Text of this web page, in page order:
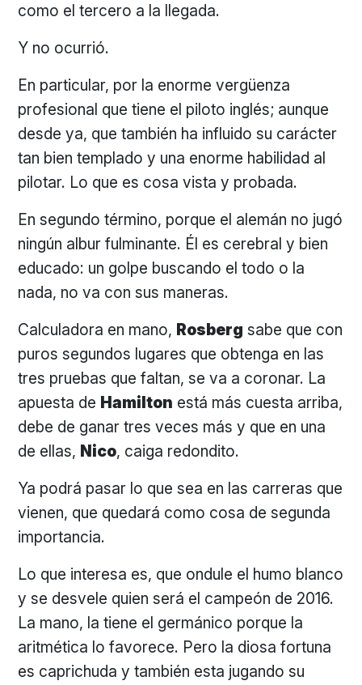
como el tercero a la llegada.
Y no ocurrió.
En particular, por la enorme vergüenza
profesional que tiene el piloto inglés; aunque
desde ya, que también ha influido su carácter
tan bien templado y una enorme habilidad al
pilotar. Lo que es cosa vista y probada.
En segundo término, porque el alemán no jugó
ningún albur fulminante. Él es cerebral y bien
educado: un golpe buscando el todo o la
nada, no va con sus maneras.
Calculadora en mano, Rosberg sabe que con
puros segundos lugares que obtenga en las
tres pruebas que faltan, se va a coronar. La
apuesta de Hamilton está más cuesta arriba,
debe de ganar tres veces más y que en una
de ellas, Nico, caiga redondito.
Ya podrá pasar lo que sea en las carreras que
vienen, que quedará como cosa de segunda
importancia.
Lo que interesa es, que ondule el humo blanco
y se desvele quien será el campeón de 2016.
La mano, la tiene el germánico porque la
aritmética lo favorece. Pero la diosa fortuna
es caprichuda y también esta jugando su